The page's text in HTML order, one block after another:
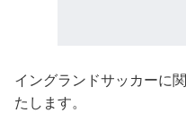
イングランドサッカーに
たします。